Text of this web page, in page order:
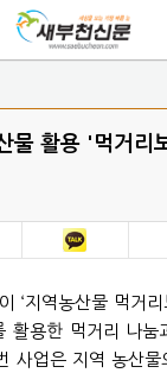
물 활용 '먹거리
‘지역농산물 먹거리
활용한 먹거리 나눔
사업은 지역 농산물